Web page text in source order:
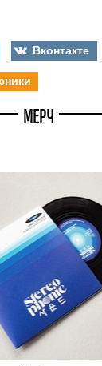
Вконтакте
МЕРЧ